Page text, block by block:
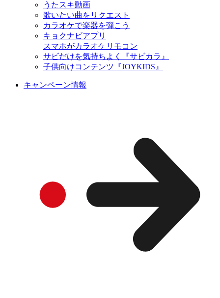
うたスキ動画
歌いたい曲をリクエスト
カラオケで楽器を弾こう
キョクナビアプリ
スマホがカラオケリモコン
サビだけを気持ちよく『サビカラ』
子供向けコンテンツ『JOYKIDS』
キャンペーン情報